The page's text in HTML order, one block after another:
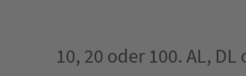
10, 20 oder 100. AL,